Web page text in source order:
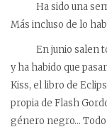
Ha sido una
Más incluso de lo
En junio salen
y ha habido que
Kiss, el libro de
propia de Flash
género negro…